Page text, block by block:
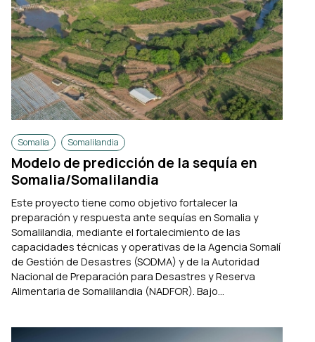
Somalia Somalilandia
Modelo de predicción de la sequía en
Somalia/Somalilandia
Este proyecto tiene como objetivo fortalecer la
preparación y respuesta ante sequías en Somalia y
Somalilandia, mediante el fortalecimiento de las
capacidades técnicas y operativas de la Agencia Somalí
de Gestión de Desastres (SODMA) y de la Autoridad
Nacional de Preparación para Desastres y Reserva
Alimentaria de Somalilandia (NADFOR). Bajo...